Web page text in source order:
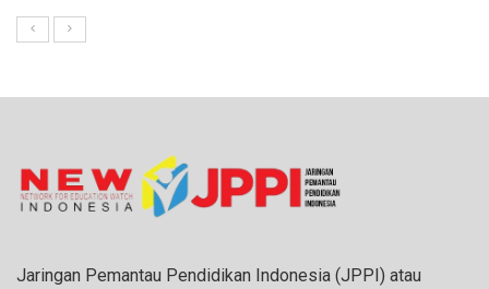
Jaringan Pemantau Pendidikan Indonesia (JPPI) atau